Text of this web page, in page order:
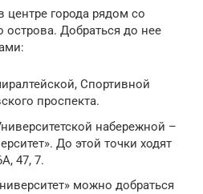
центре города рядом со
острова. Добраться до нее
Спортивной
проспекта.
набережной –
До этой точки ходят
47, 7.
можно добраться